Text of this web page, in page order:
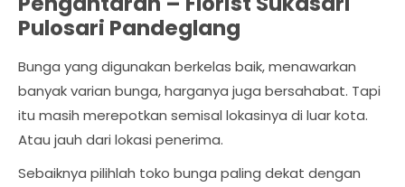
Pulosari Pandeglang
Bunga yang digunakan berkelas baik, menawarkan
banyak varian bunga, harganya juga bersahabat. Tapi
itu masih merepotkan semisal lokasinya di luar kota.
Atau jauh dari lokasi penerima.
Sebaiknya pilihlah toko bunga paling dekat dengan